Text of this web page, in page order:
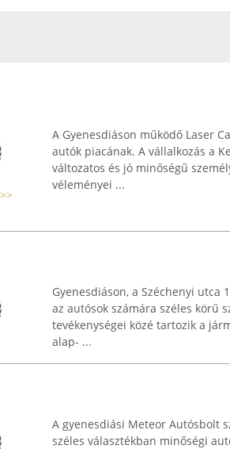
A Gyenesdiáson működő Laser
autók piacának. A vállalkozás a
változatos és jó minőségű
véleményei ...
Gyenesdiáson, a Széchenyi utca
az autósok számára széles körű
tevékenységei közé tartozik a
alap- ...
A gyenesdiási Meteor Autósbolt
széles választékban minőségi